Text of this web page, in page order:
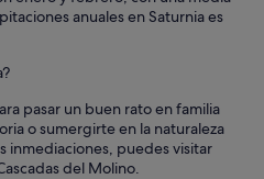
anuales en Saturnia es
pasar un buen rato en familia
o sumergirte en la naturaleza
inmediaciones, puedes visitar
del Molino.